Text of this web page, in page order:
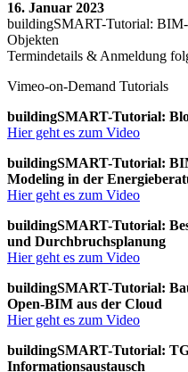
16. Januar 2023
buildingSMART-Tutorial:
Objekten
Termindetails & Anmeldung
Vimeo-on-Demand Tutorials
buildingSMART-Tutorial:
Hier geht es zum Video
buildingSMART-Tutorial:
Modeling in der
Hier geht es zum Video
buildingSMART-Tutorial:
und Durchbruchsplanung
Hier geht es zum Video
buildingSMART-Tutorial:
Open-BIM aus der Cloud
Hier geht es zum Video
buildingSMART-Tutorial:
Informationsaustausch